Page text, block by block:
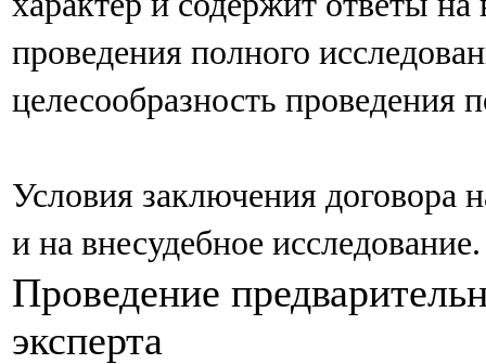
проведения полного
целесообразность проведения
Условия заключения договора
и на внесудебное исследование.
Проведение
эксперта